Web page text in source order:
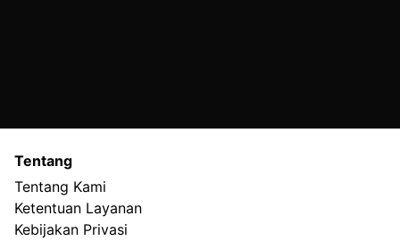
Tentang
Tentang Kami
Ketentuan Layanan
Kebijakan Privasi